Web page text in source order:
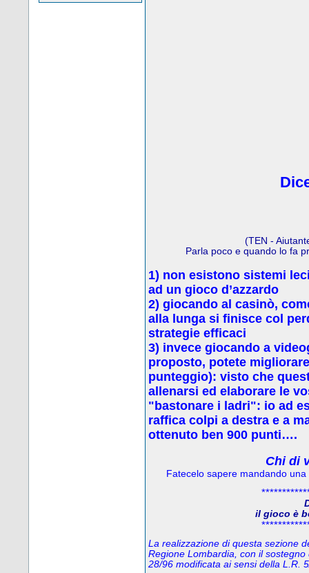
(TEN -
Parla poco e quando lo fa
1) non esistono sistemi
ad un gioco d’azzardo
2) giocando al casinò,
alla lunga si finisce col
strategie efficaci
3) invece giocando a
proposto, potete
punteggio): visto che
allenarsi ed elaborare le
"bastonare i ladri": io ad
raffica colpi a destra e a
ottenuto ben 900 punti….
Chi di
Fatecelo sapere mandando
il gioco è
La realizzazione di questa sezione
Regione Lombardia, con il
28/96 modificata ai sensi della L.R.